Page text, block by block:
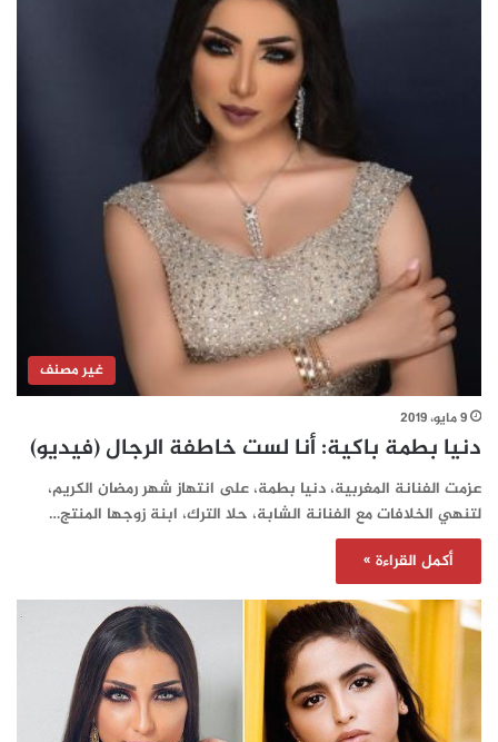
غير مصنف
9 مايو، 2019
دنيا بطمة باكية: أنا لست خاطفة الرجال (فيديو)
عزمت الفنانة المغربية، دنيا بطمة، على انتهاز شهر رمضان الكريم،
لتنهي الخلافات مع الفنانة الشابة، حلا الترك، ابنة زوجها المنتج…
أكمل القراءة »